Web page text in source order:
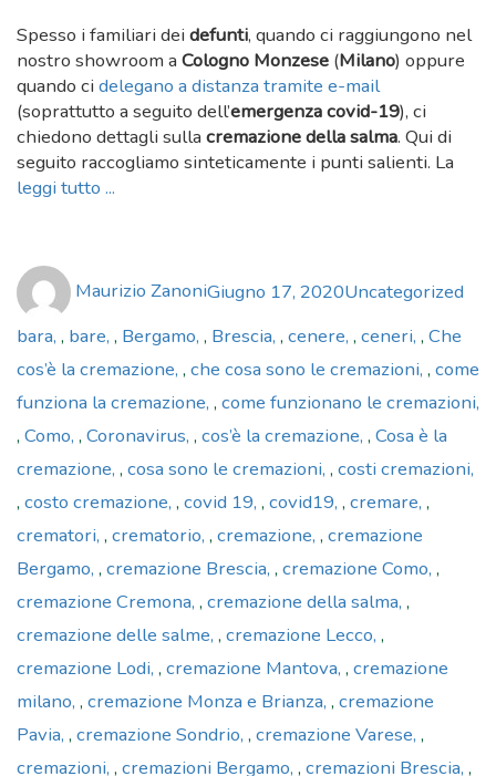
Spesso i familiari dei defunti, quando ci raggiungono nel
nostro showroom a Cologno Monzese (Milano) oppure
quando ci delegano a distanza tramite e-mail
(soprattutto a seguito dell’emergenza covid-19), ci
chiedono dettagli sulla cremazione della salma. Qui di
seguito raccogliamo sinteticamente i punti salienti. La
leggi tutto ...
Maurizio Zanonion
Giugno 17, 2020Uncategorized
bara , bare , Bergamo , Brescia , cenere , ceneri , Che
cos’è la cremazione , che cosa sono le cremazioni , come
funziona la cremazione , come funzionano le cremazioni
, Como , Coronavirus , cos’è la cremazione , Cosa è la
cremazione , cosa sono le cremazioni , costi cremazioni
, costo cremazione , covid 19 , covid19 , cremare ,
crematori , crematorio , cremazione , cremazione
Bergamo , cremazione Brescia , cremazione Como ,
cremazione Cremona , cremazione della salma ,
cremazione delle salme , cremazione Lecco ,
cremazione Lodi , cremazione Mantova , cremazione
milano , cremazione Monza e Brianza , cremazione
Pavia , cremazione Sondrio , cremazione Varese ,
cremazioni , cremazioni Bergamo , cremazioni Brescia ,